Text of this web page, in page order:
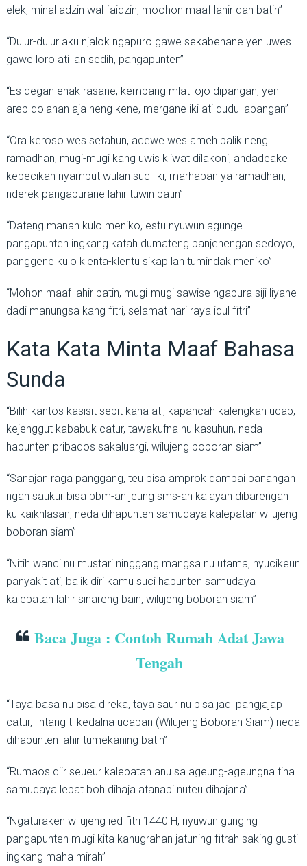
elek, minal adzin wal faidzin, moohon maaf lahir dan batin”
“Dulur-dulur aku njalok ngapuro gawe sekabehane yen uwes
gawe loro ati lan sedih, pangapunten”
“Es degan enak rasane, kembang mlati ojo dipangan, yen
arep dolanan aja neng kene, mergane iki ati dudu lapangan”
“Ora keroso wes setahun, adewe wes ameh balik neng
ramadhan, mugi-mugi kang uwis kliwat dilakoni, andadeake
kebecikan nyambut wulan suci iki, marhaban ya ramadhan,
nderek pangapurane lahir tuwin batin”
“Dateng manah kulo meniko, estu nyuwun agunge
pangapunten ingkang katah dumateng panjenengan sedoyo,
panggene kulo klenta-klentu sikap lan tumindak meniko”
“Mohon maaf lahir batin, mugi-mugi sawise ngapura siji liyane
dadi manungsa kang fitri, selamat hari raya idul fitri”
Kata Kata Minta Maaf Bahasa
Sunda
“Bilih kantos kasisit sebit kana ati, kapancah kalengkah ucap,
kejenggut kababuk catur, tawakufna nu kasuhun, neda
hapunten pribados sakaluargi, wilujeng boboran siam”
“Sanajan raga panggang, teu bisa amprok dampai panangan
ngan saukur bisa bbm-an jeung sms-an kalayan dibarengan
ku kaikhlasan, neda dihapunten samudaya kalepatan wilujeng
boboran siam”
“Nitih wanci nu mustari ninggang mangsa nu utama, nyucikeun
panyakit ati, balik diri kamu suci hapunten samudaya
kalepatan lahir sinareng bain, wilujeng boboran siam”
Baca Juga : Contoh Rumah Adat Jawa
Tengah
“Taya basa nu bisa direka, taya saur nu bisa jadi pangjajap
catur, lintang ti kedalna ucapan (Wilujeng Boboran Siam) neda
dihapunten lahir tumekaning batin”
“Rumaos diir seueur kalepatan anu sa ageung-ageungna tina
samudaya lepat boh dihaja atanapi nuteu dihajana”
“Ngaturaken wilujeng ied fitri 1440 H, nyuwun gunging
pangapunten mugi kita kanugrahan jatuning fitrah saking gusti
ingkang maha mirah”